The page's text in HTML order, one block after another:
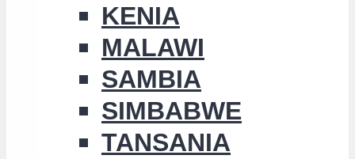
KENIA
MALAWI
SAMBIA
SIMBABWE
TANSANIA